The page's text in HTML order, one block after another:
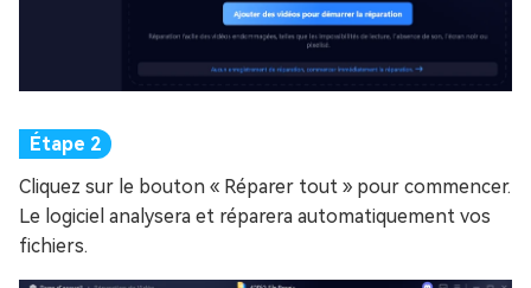
Cliquez sur le bouton « Réparer tout » pour commencer.
Le logiciel analysera et réparera automatiquement vos
fichiers.